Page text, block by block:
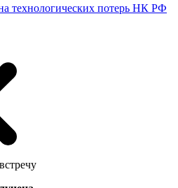
технологических потерь НК РФ